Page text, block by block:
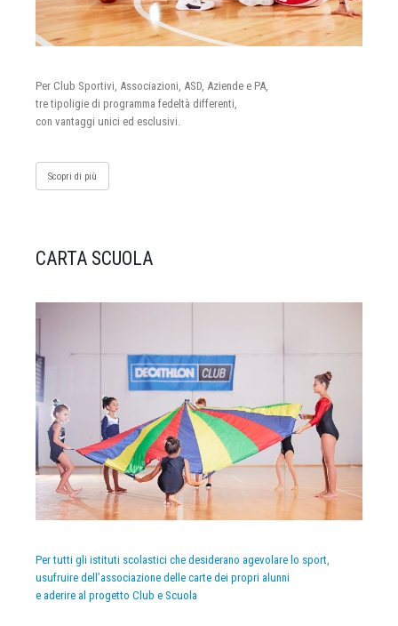
Per Club Sportivi, Associazioni, ASD, Aziende e PA,
tre tipoligie di programma fedeltà differenti,
con vantaggi unici ed esclusivi.
Scopri di più
CARTA SCUOLA
Per tutti gli istituti scolastici che desiderano agevolare lo sport,
usufruire dell’associazione delle carte dei propri alunni
e aderire al progetto Club e Scuola